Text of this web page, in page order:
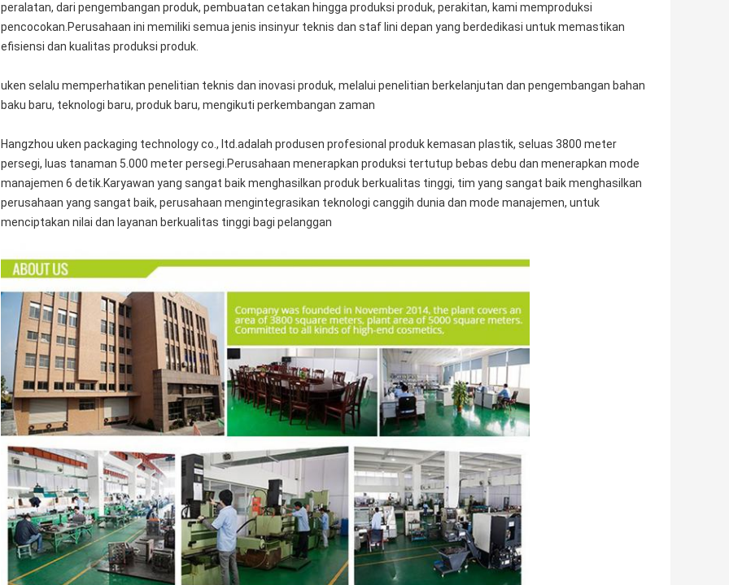
peralatan, dari pengembangan produk, pembuatan cetakan hingga produksi produk, perakitan, kami memproduksi
pencocokan.Perusahaan ini memiliki semua jenis insinyur teknis dan staf lini depan yang berdedikasi untuk memastikan
efisiensi dan kualitas produksi produk.
uken selalu memperhatikan penelitian teknis dan inovasi produk, melalui penelitian berkelanjutan dan pengembangan bahan
baku baru, teknologi baru, produk baru, mengikuti perkembangan zaman
Hangzhou uken packaging technology co., ltd.adalah produsen profesional produk kemasan plastik, seluas 3800 meter
persegi, luas tanaman 5.000 meter persegi.Perusahaan menerapkan produksi tertutup bebas debu dan menerapkan mode
manajemen 6 detik.Karyawan yang sangat baik menghasilkan produk berkualitas tinggi, tim yang sangat baik menghasilkan
perusahaan yang sangat baik, perusahaan mengintegrasikan teknologi canggih dunia dan mode manajemen, untuk
menciptakan nilai dan layanan berkualitas tinggi bagi pelanggan